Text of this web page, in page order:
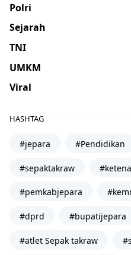
Polri
Sejarah
TNI
UMKM
Viral
HASHTAG
#jepara #Pendidikan
#sepaktakraw
#pemkabjepara
#dprd #bupatijepara
#atlet Sepak takraw